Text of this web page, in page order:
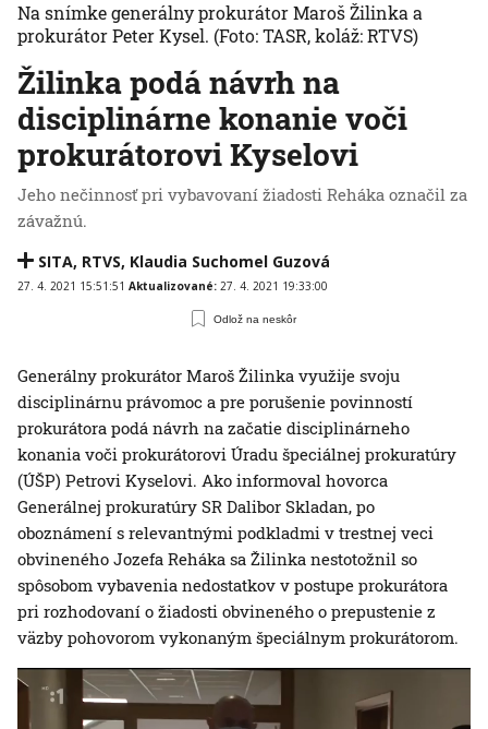
Žilinka podá návrh na
disciplinárne konanie voči
prokurátorovi Kyselovi
Jeho nečinnosť pri vybavovaní žiadosti Reháka označil za
závažnú.
SITA, RTVS, Klaudia Suchomel Guzová
27. 4. 2021 15:51:51 Aktualizované: 27. 4. 2021 19:33:00
Odlož na neskôr
Na snímke generálny prokurátor Maroš Žilinka a
prokurátor Peter Kysel. (Foto: TASR, koláž: RTVS)
Generálny prokurátor Maroš Žilinka využije svoju
disciplinárnu právomoc a pre porušenie povinností
prokurátora podá návrh na začatie disciplinárneho
konania voči prokurátorovi Úradu špeciálnej prokuratúry
(ÚŠP) Petrovi Kyselovi. Ako informoval hovorca
Generálnej prokuratúry SR Dalibor Skladan, po
oboznámení s relevantnými podkladmi v trestnej veci
obvineného Jozefa Reháka sa Žilinka nestotožnil so
spôsobom vybavenia nedostatkov v postupe prokurátora
pri rozhodovaní o žiadosti obvineného o prepustenie z
väzby pohovorom vykonaným špeciálnym prokurátorom.